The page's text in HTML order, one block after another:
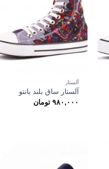
آلستار
آلستار ساق بلند بانتو
۹۸۰,۰۰۰ تومان